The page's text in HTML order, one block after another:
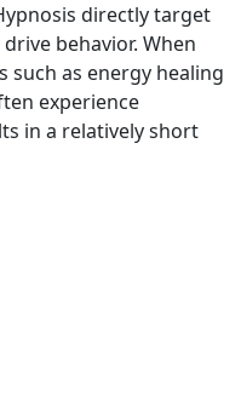
directly target
behavior. When
such as energy healing
experience
in a relatively short